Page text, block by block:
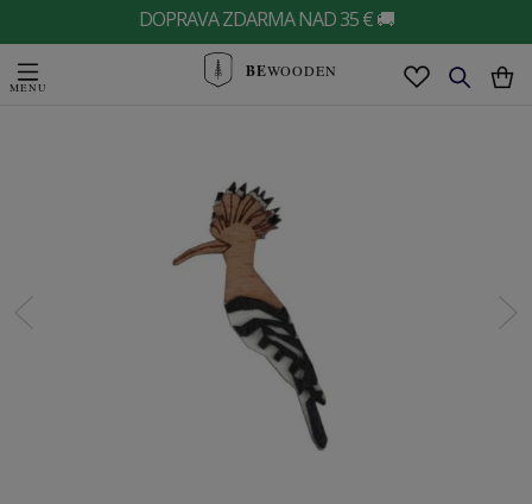
DOPRAVA ZDARMA NAD 35 € 🚚
BEWOODEN